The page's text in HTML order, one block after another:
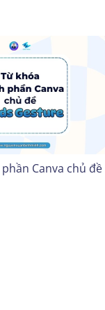
Canva chủ